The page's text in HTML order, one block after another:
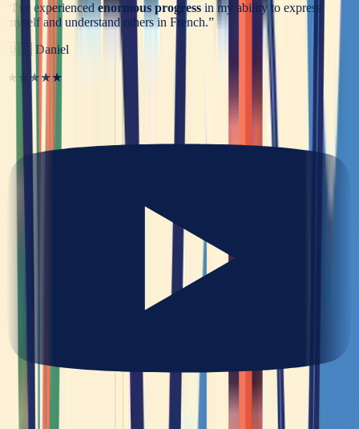
I've experiencedenormous progress in my ability to express
myself and understand others in French.”
🇺🇸 Daniel
★★★★★